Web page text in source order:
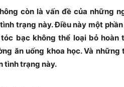
còn là vấn đề của những
trạng này. Điều này một
bạc không thể loại bỏ
ăn uống khoa học. Và
tình trạng này.